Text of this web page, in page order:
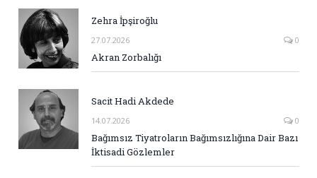
Zehra İpşiroğlu
27.07.2026 0
Akran Zorbalığı
Sacit Hadi Akdede
14.07.2026 0
Bağımsız Tiyatroların Bağımsızlığına Dair Bazı
İktisadi Gözlemler